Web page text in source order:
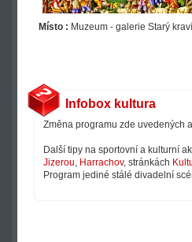
Místo : Muzeum - galerie Starý
Infobox kultura
Změna programu zde uvedených
Další tipy na sportovní a kulturní
Jizerou, Harrachov, stránkách
Program jediné stálé divadelní